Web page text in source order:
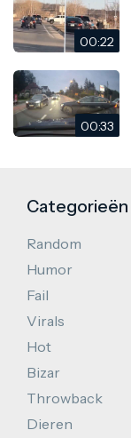
00:22
00:33
Categorieën
Random
Humor
Fail
Virals
Hot
Bizar
Throwback
Dieren